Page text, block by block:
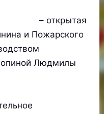
дух»;
и Пожарского
Людмилы